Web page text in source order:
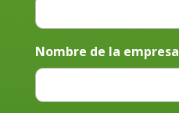
Nombre de la empresa